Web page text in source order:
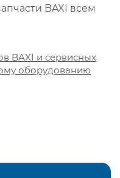
BAXI всем
BAXI и сервисных
оборудованию